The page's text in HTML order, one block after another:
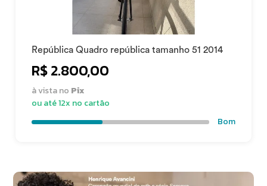
República Quadro república tamanho 51 2014
R$ 2.800,00
à vista no Pix
ou até 12x no cartão
Bom